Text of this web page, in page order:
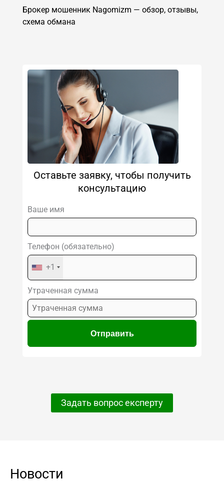
Брокер мошенник Nagomizm — обзор, отзывы,
схема обмана
Оставьте заявку, чтобы получить
консультацию
Ваше имя
Телефон (обязательно)
+1
Утраченная сумма
Задать вопрос експерту
Новости